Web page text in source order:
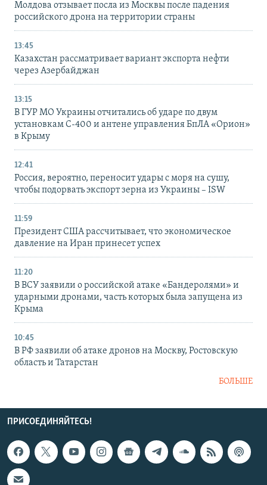
Молдова отзывает посла из Москвы после падения
российского дрона на территории страны
13:45
Казахстан рассматривает вариант экспорта нефти
через Азербайджан
13:15
В ГУР МО Украины отчитались об ударе по двум
установкам С-400 и антене управления БпЛА «Орион»
в Крыму
12:41
Россия, вероятно, переносит удары с моря на сушу,
чтобы подорвать экспорт зерна из Украины – ISW
11:59
Президент США рассчитывает, что экономическое
давление на Иран принесет успех
11:20
В ВСУ заявили о российской атаке «Бандеролями» и
ударными дронами, часть которых была запущена из
Крыма
10:45
В РФ заявили об атаке дронов на Москву, Ростовскую
область и Татарстан
БОЛЬШЕ
ПРИСОЕДИНЯЙТЕСЬ!